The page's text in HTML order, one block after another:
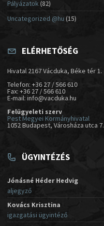
Pályázatok (82)
Uncategorized @hu (15)
ELÉRHETŐSÉG
Hivatal 2167 Vácduka, Béke tér 1.
Telefon: +36 27 / 566 610
Fax: +36 27 / 566 610
E-mail: info@vacduka.hu
Felügyeleti szerv
Pest Megyei Kormányhivatal
1052 Budapest, Városháza utca 7.
ÜGYINTÉZÉS
Jónásné Héder Hedvig
aljegyző
Kovács Krisztina
igazgatási ügyintéző